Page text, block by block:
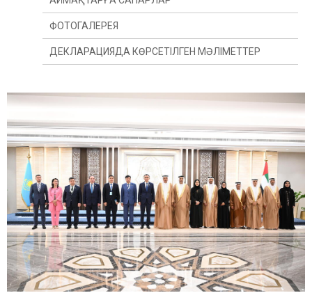
ФОТОГАЛЕРЕЯ
ДЕКЛАРАЦИЯДА КӨРСЕТІЛГЕН МӘЛІМЕТТЕР